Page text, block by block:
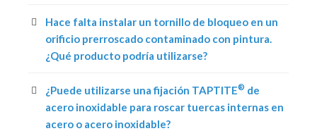
Hace falta instalar un tornillo de bloqueo en un
orificio prerroscado contaminado con pintura.
¿Qué producto podría utilizarse?
¿Puede utilizarse una fijación TAPTITE® de
acero inoxidable para roscar tuercas internas en
acero o acero inoxidable?